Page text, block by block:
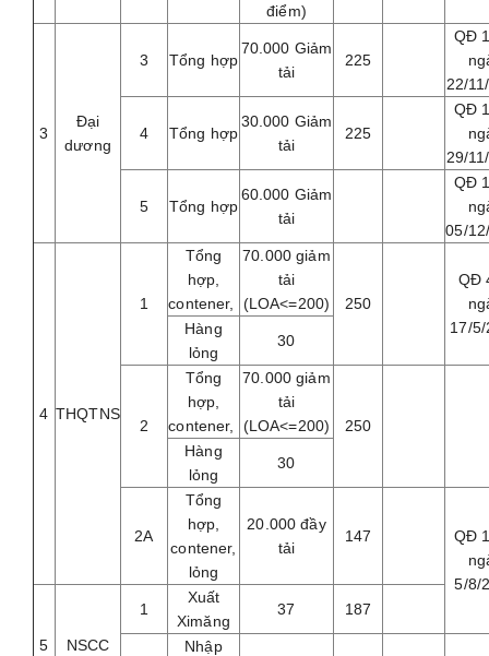
điểm)
3
Đại
dương
3 Tổng hợp
70.000 Giảm
tải
225
QĐ
22/
4 Tổng hợp
30.000 Giảm
tải
225
QĐ
29/
5 Tổng hợp
60.000 Giảm
tải
QĐ
05/
4 THQTNS
1
Tổng
hợp,
contener,
70.000 giảm
tải
(LOA<=200)
250
QĐ
17/
Hàng
lỏng
30
2
Tổng
hợp,
contener,
70.000 giảm
tải
(LOA<=200)
250
Hàng
lỏng
30
2A
Tổng
hợp,
contener,
lỏng
20.000 đầy
tải
147
QĐ
5/8/
5 NSCC
1
Xuất
Ximăng
37 187
Nhập